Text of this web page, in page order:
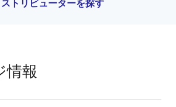
トリビューターを探す
情報